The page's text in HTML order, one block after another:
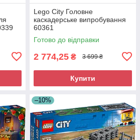
Lego City Головне
каскадерське випробування
60361
Готово до відправки
2 774,25 ₴ 3 699 ₴
Купити
–10%